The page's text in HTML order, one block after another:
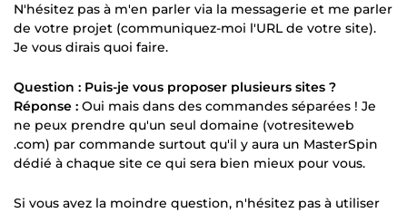
N'hésitez pas à m'en parler via la messagerie et me parler
de votre projet (communiquez-moi l'URL de votre site).
Je vous dirais quoi faire.
Question : Puis-je vous proposer plusieurs sites ?
Réponse : Oui mais dans des commandes séparées ! Je
ne peux prendre qu'un seul domaine (votresiteweb
.com) par commande surtout qu'il y aura un MasterSpin
dédié à chaque site ce qui sera bien mieux pour vous.
Si vous avez la moindre question, n'hésitez pas à utiliser